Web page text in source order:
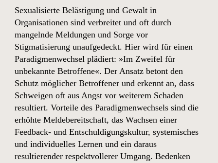
Sexualisierte Belästigung und Gewalt in
Organisationen sind verbreitet und oft durch
mangelnde Meldungen und Sorge vor
Stigmatisierung unaufgedeckt. Hier wird für einen
Paradigmenwechsel plädiert: »Im Zweifel für
unbekannte Betroffene«. Der Ansatz betont den
Schutz möglicher Betroffener und erkennt an, dass
Schweigen oft aus Angst vor weiterem Schaden
resultiert. Vorteile des Paradigmenwechsels sind die
erhöhte Meldebereitschaft, das Wachsen einer
Feedback- und Entschuldigungskultur, systemisches
und individuelles Lernen und ein daraus
resultierender respektvollerer Umgang. Bedenken